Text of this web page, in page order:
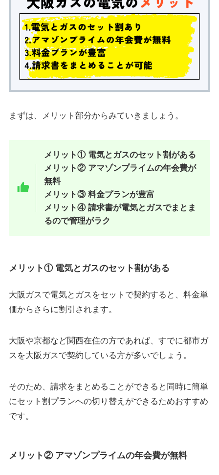
まずは、メリット部分からみていきましょう。
メリット① 電気とガスのセット割がある
メリット② アマゾンプライムの年会費が
無料
メリット③ 料金プランが豊富
メリット④ 請求書が電気とガスでまとま
るので管理がラク
メリット① 電気とガスのセット割がある
大阪ガスで電気とガスをセットで契約すると、料金単
価からさらに割引されます。
大阪や京都など関西在住の方であれば、すでに都市ガ
スを大阪ガスで契約している方が多いでしょう。
そのため、請求をまとめることができると同時に簡単
にセット割プランへの切り替えができるためおすすめ
です。
メリット② アマゾンプライムの年会費が無料